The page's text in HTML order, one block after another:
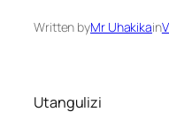
Written byMr Uhakikain
Utangulizi